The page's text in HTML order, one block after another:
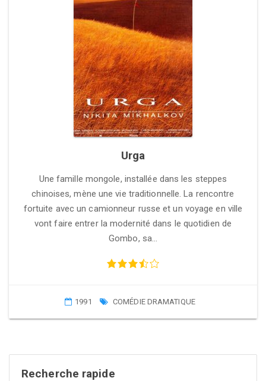
Urga
Une famille mongole, installée dans les steppes
chinoises, mène une vie traditionnelle. La rencontre
fortuite avec un camionneur russe et un voyage en ville
vont faire entrer la modernité dans le quotidien de
Gombo, sa…
1991 COMÉDIE DRAMATIQUE
Recherche rapide